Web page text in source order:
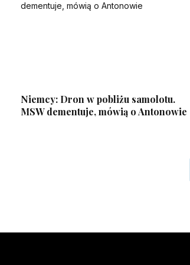
Niemcy: Dron w pobliżu samolotu.
MSW dementuje, mówią o Antonowie